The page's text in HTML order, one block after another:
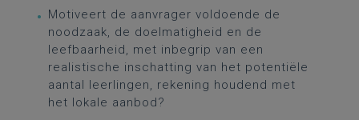
Motiveert de aanvrager voldoende de
noodzaak, de doelmatigheid en de
leefbaarheid, met inbegrip van een
realistische inschatting van het potentiële
aantal leerlingen, rekening houdend met
het lokale aanbod?